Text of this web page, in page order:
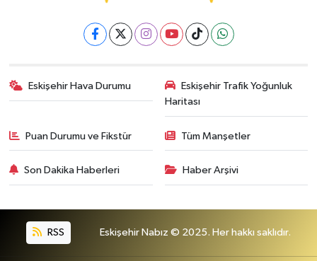
Eskişehir Hava Durumu
Eskişehir Trafik Yoğunluk
Haritası
Puan Durumu ve Fikstür Tüm Manşetler
Son Dakika Haberleri Haber Arşivi
RSS Eskişehir Nabız © 2025. Her hakkı saklıdır.